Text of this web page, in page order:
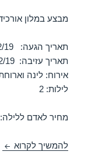
מבצע במלון
תאריך הגעה: 08/12/19
תאריך עזיבה: 10/12/19
אירוח: לינה
לילות: 2
מחיר לאדם ללילה:
להמשיך לקרוא